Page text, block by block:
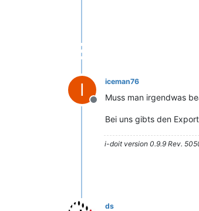
I
Offline
iceman76
Muss man irgendwas
Bei uns gibts den
i-doit version 0.9.9 Rev.
ds